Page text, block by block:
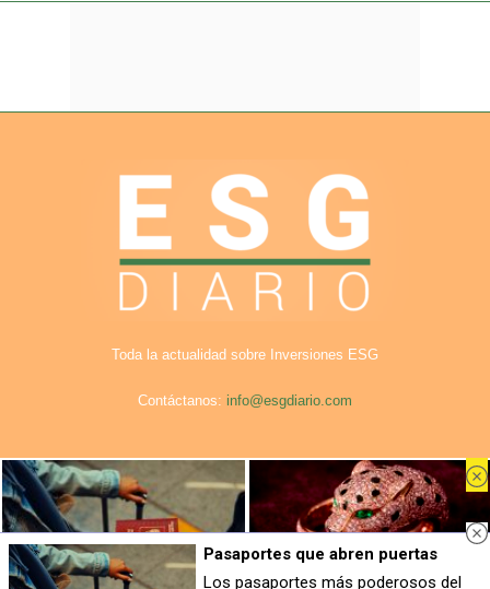
Toda la actualidad sobre Inversiones ESG
Contáctanos: info@esgdiario.com
Aviso Legal Privacidad Cookies
Publicidad en ESG Diario
Nosotros
© COPYRIGHT. Todos los derechos reservados ESG DIario.
Pasaportes que abren puertas
Los pasaportes más poderosos del